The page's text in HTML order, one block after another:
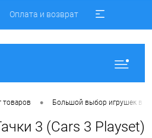
Оплата и возврат
товаров • Большой выбор игрушек в
3 (Cars 3 Playset)